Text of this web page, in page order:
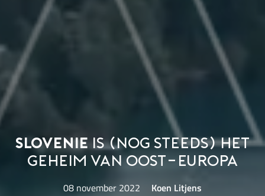
Slovenie is (nog steeds) het
geheim van Oost-Europa
08 november 2022 Koen Litjens